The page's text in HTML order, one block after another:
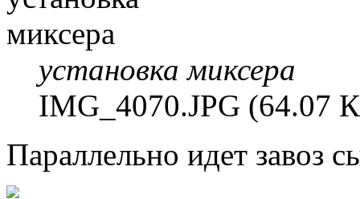
установка миксера
IMG_4070.JPG (64.07
Параллельно идет завоз